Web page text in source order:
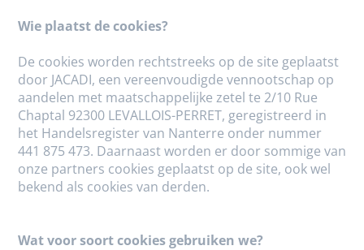
Wie plaatst de cookies?
De cookies worden rechtstreeks op de site geplaatst
door JACADI, een vereenvoudigde vennootschap op
aandelen met maatschappelijke zetel te 2/10 Rue
Chaptal 92300 LEVALLOIS-PERRET, geregistreerd in
het Handelsregister van Nanterre onder nummer
441 875 473. Daarnaast worden er door sommige van
onze partners cookies geplaatst op de site, ook wel
bekend als cookies van derden.
Wat voor soort cookies gebruiken we?